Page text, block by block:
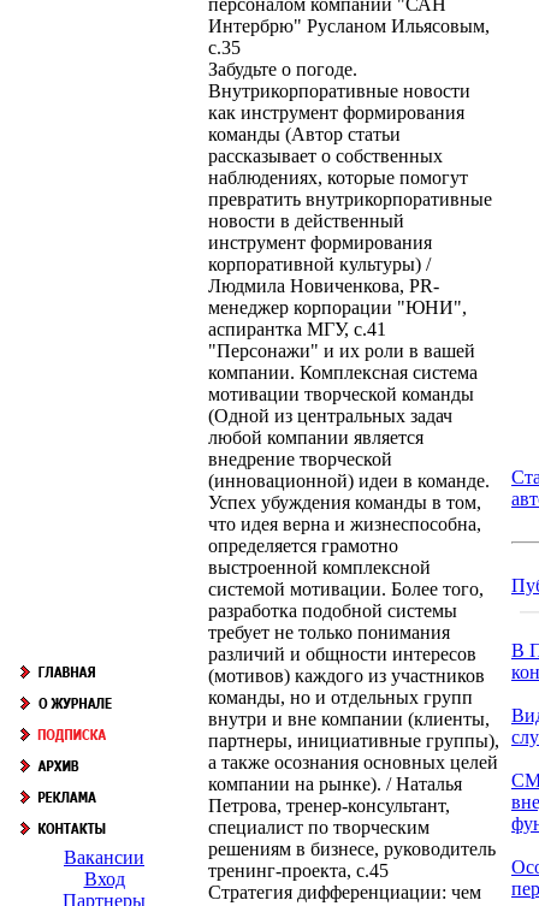
Вакансии
Вход
Партнеры
Интербрю" Русланом Ильясовым,
с.35
Забудьте о погоде.
Внутрикорпоративные новости
как инструмент формирования
команды (Автор статьи
рассказывает о собственных
наблюдениях, которые помогут
превратить внутрикорпоративные
новости в действенный
инструмент формирования
корпоративной культуры) /
Людмила Новиченкова, PR-
менеджер корпорации "ЮНИ",
аспирантка МГУ, с.41
"Персонажи" и их роли в вашей
компании. Комплексная система
мотивации творческой команды
(Одной из центральных задач
любой компании является
внедрение творческой
(инновационной) идеи в команде.
Успех убуждения команды в том,
что идея верна и жизнеспособна,
определяется грамотно
выстроенной комплексной
системой мотивации. Более того,
разработка подобной системы
требует не только понимания
различий и общности интересов
(мотивов) каждого из участников
команды, но и отдельных групп
внутри и вне компании (клиенты,
партнеры, инициативные группы),
а также осознания основных целей
компании на рынке). / Наталья
Петрова, тренер-консультант,
специалист по творческим
решениям в бизнесе, руководитель
тренинг-проекта, с.45
Стратегия дифференциации: чем
В